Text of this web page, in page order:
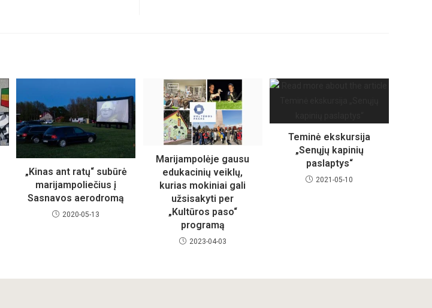
„Kinas ant ratų“ subūrė
marijampoliečius į
Sasnavos aerodromą
2020-05-13
Marijampolėje gausu
edukacinių veiklų,
kurias mokiniai gali
užsisakyti per
„Kultūros paso“
programą
2023-04-03
Teminė ekskursija
„Senųjų kapinių
paslaptys“
2021-05-10